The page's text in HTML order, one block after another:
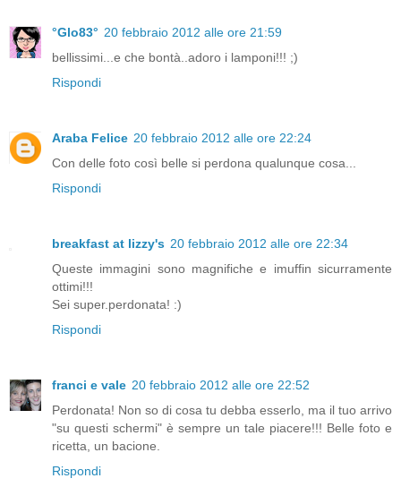
°Glo83° 20 febbraio 2012 alle ore 21:59
bellissimi...e che bontà..adoro i lamponi!!! ;)
Rispondi
Araba Felice 20 febbraio 2012 alle ore 22:24
Con delle foto così belle si perdona qualunque cosa...
Rispondi
breakfast at lizzy's 20 febbraio 2012 alle ore 22:34
Queste immagini sono magnifiche e imuffin sicurramente
ottimi!!!
Sei super.perdonata! :)
Rispondi
franci e vale 20 febbraio 2012 alle ore 22:52
Perdonata! Non so di cosa tu debba esserlo, ma il tuo arrivo
"su questi schermi" è sempre un tale piacere!!! Belle foto e
ricetta, un bacione.
Rispondi